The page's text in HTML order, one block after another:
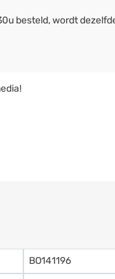
besteld, wordt
BO141196